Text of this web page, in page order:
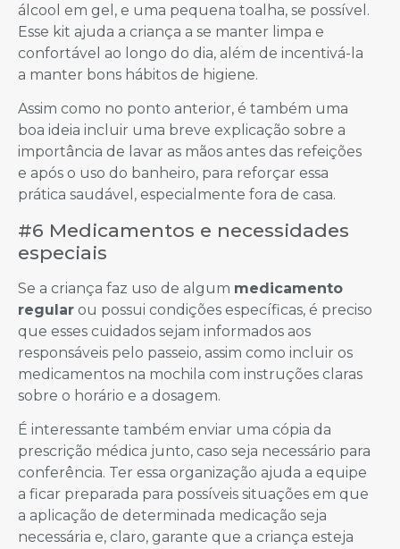
álcool em gel, e uma pequena toalha, se possível.
Esse kit ajuda a criança a se manter limpa e
confortável ao longo do dia, além de incentivá-la
a manter bons hábitos de higiene.
Assim como no ponto anterior, é também uma
boa ideia incluir uma breve explicação sobre a
importância de lavar as mãos antes das refeições
e após o uso do banheiro, para reforçar essa
prática saudável, especialmente fora de casa.
#6 Medicamentos e necessidades
especiais
Se a criança faz uso de algum medicamento
regular ou possui condições específicas, é preciso
que esses cuidados sejam informados aos
responsáveis pelo passeio, assim como incluir os
medicamentos na mochila com instruções claras
sobre o horário e a dosagem.
É interessante também enviar uma cópia da
prescrição médica junto, caso seja necessário para
conferência. Ter essa organização ajuda a equipe
a ficar preparada para possíveis situações em que
a aplicação de determinada medicação seja
necessária e, claro, garante que a criança esteja